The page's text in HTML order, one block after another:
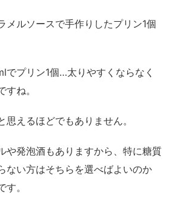
メルソースで手作りしたプリン1個
でプリン1個…太りやすくならなく
ね。
思えるほどでもありません。
や発泡酒もありますから、特に糖質
ない方はそちらを選べばよいのか
。